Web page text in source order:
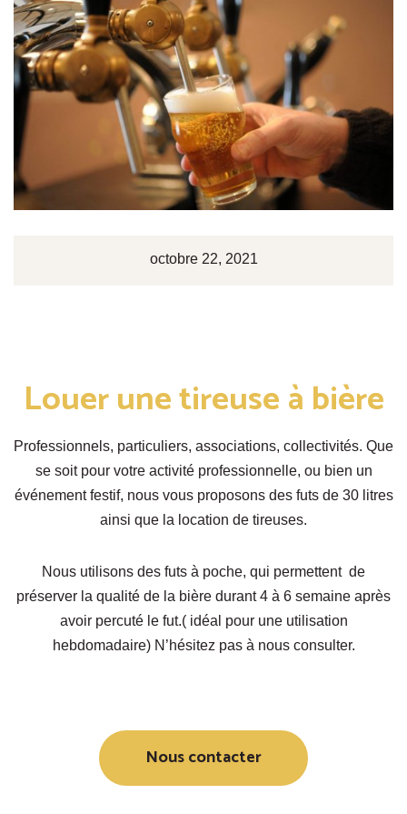
octobre 22, 2021
Louer une tireuse à bière
Professionnels, particuliers, associations, collectivités. Que
se soit pour votre activité professionnelle, ou bien un
événement festif, nous vous proposons des futs de 30 litres
ainsi que la location de tireuses.
Nous utilisons des futs à poche, qui permettent de
préserver la qualité de la bière durant 4 à 6 semaine après
avoir percuté le fut.( idéal pour une utilisation
hebdomadaire) N’hésitez pas à nous consulter.
Nous contacter